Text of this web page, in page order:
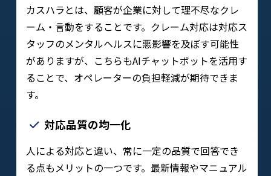
カスハラとは、顧客が企業に対して理不尽なクレ
ーム・言動をすることです。クレーム対応は対応ス
タッフのメンタルヘルスに悪影響を及ぼす可能性
がありますが、こちらもAIチャットボットを活用す
ることで、オペレーターの負担軽減が期待できま
す。
対応品質の均一化
人による対応と違い、常に一定の品質で回答でき
る点もメリットの一つです。最新情報やマニュアル